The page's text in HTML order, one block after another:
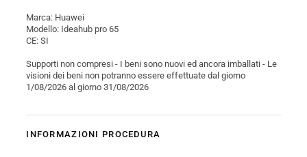
Marca: Huawei
Modello: Ideahub pro 65
CE: SI
Supporti non compresi - I beni sono nuovi ed ancora imballati - Le
visioni dei beni non potranno essere effettuate dal giorno
1/08/2026 al giorno 31/08/2026
INFORMAZIONI PROCEDURA